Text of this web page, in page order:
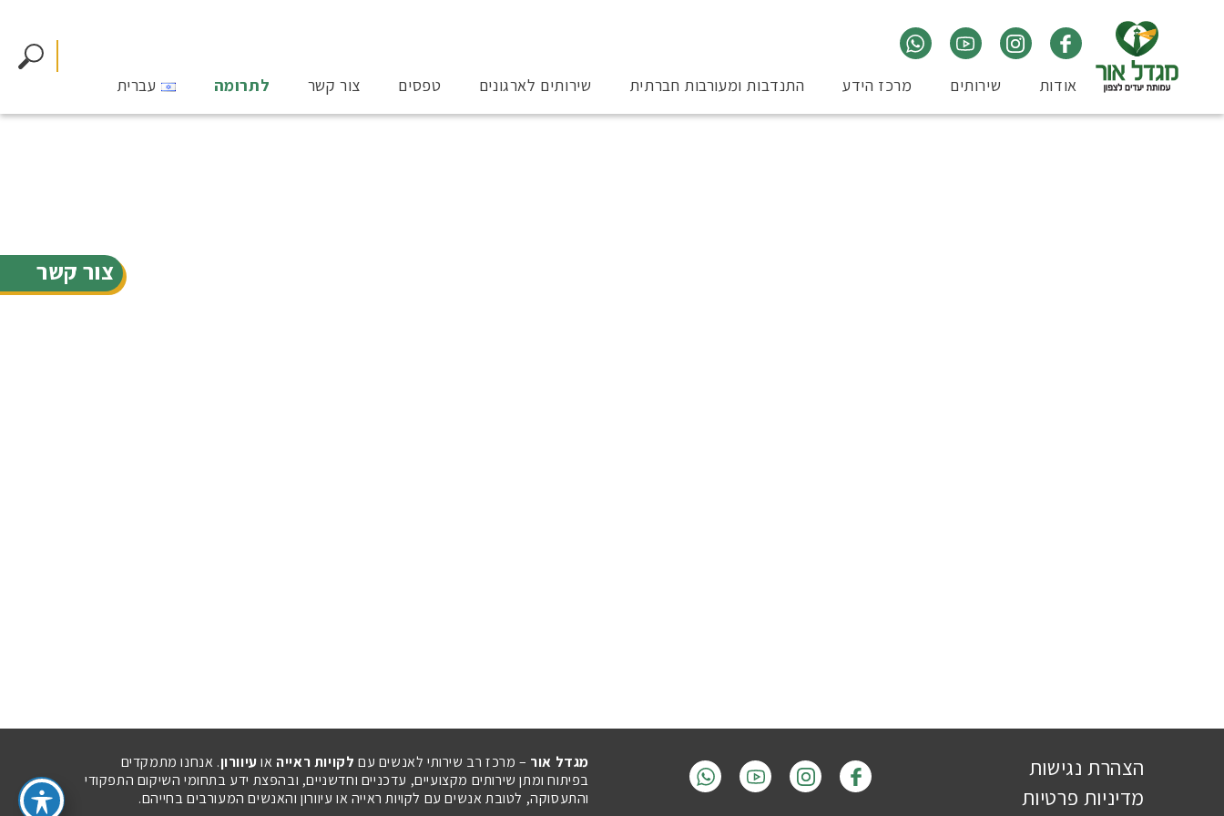
צור קשר
אודות שירותים מרכז הידע התנדבות ומעורבות חברתית שירותים לארגונים טפסים צור קשר לתרומה עברית
הצהרת נגישות
מדיניות פרטיות
מגדל אור – מרכז רב שירותי לאנשים עם לקויות ראייה אועיוורון. אנחנו מתמקדים
בפיתוח ומתן שירותים מקצועיים, עדכניים וחדשניים, ובהפצת ידע בתחומי השיקום התפקודי
והתעסוקה, לטובת אנשים עם לקויות ראייה או עיוורון והאנשים המעורבים בחייהם.